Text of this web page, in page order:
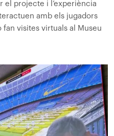
el projecte i l’experiència
amb els jugadors
fan visites virtuals al Museu